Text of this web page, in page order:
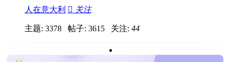
人在意大利  关注
主题: 3378 帖子: 3615 关注: 44